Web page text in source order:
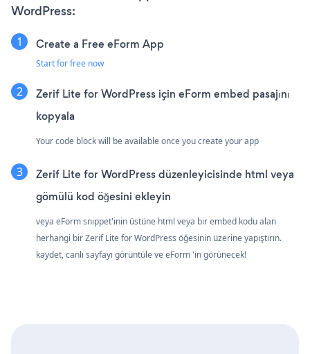
WordPress:
Create a Free eForm App
Start for free now
Zerif Lite for WordPress için eForm embed pasajını
kopyala
Your code block will be available once you create your app
Zerif Lite for WordPress düzenleyicisinde html veya
gömülü kod öğesini ekleyin
veya eForm snippet'inin üstüne html veya bir embed kodu alan
herhangi bir Zerif Lite for WordPress öğesinin üzerine yapıştırın.
kaydet, canlı sayfayı görüntüle ve eForm 'in görünecek!